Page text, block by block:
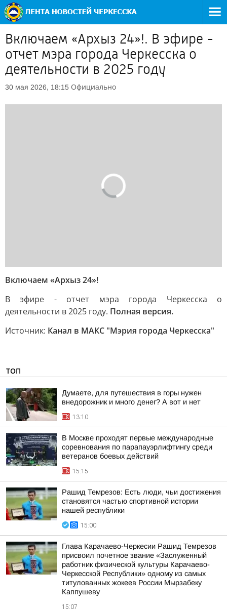
Включаем «Архыз 24»!. В эфире -
отчет мэра города Черкесска о
деятельности в 2025 году
30 мая 2026, 18:15 Официально
Включаем «Архыз 24»!
В эфире - отчет мэра города Черкесска о
деятельности в 2025 году. Полная версия.
Источник: Канал в МАКС "Мэрия города Черкесска"
ТОП
Думаете, для путешествия в горы нужен
внедорожник и много денег? А вот и нет
13:10
В Москве проходят первые международные
соревнования по парапауэрлифтингу среди
ветеранов боевых действий
15:15
Рашид Темрезов: Есть люди, чьи достижения
становятся частью спортивной истории
нашей республики
15:00
Глава Карачаево-Черкесии Рашид Темрезов
присвоил почетное звание «Заслуженный
работник физической культуры Карачаево-
Черкесской Республики» одному из самых
титулованных жокеев России Мырзабеку
Каппушеву
15:07